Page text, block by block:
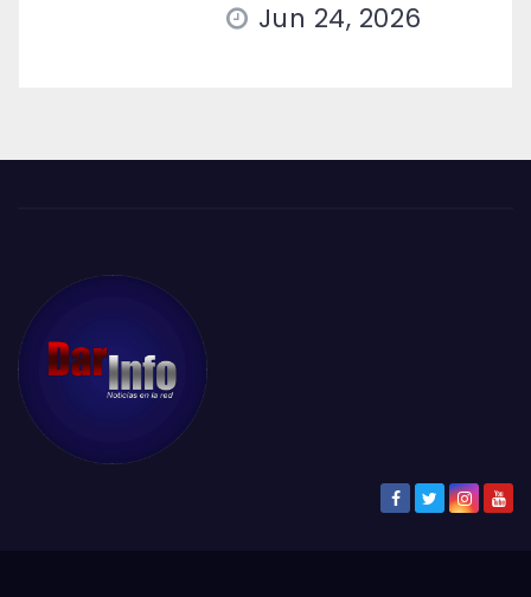
Jun 24, 2026